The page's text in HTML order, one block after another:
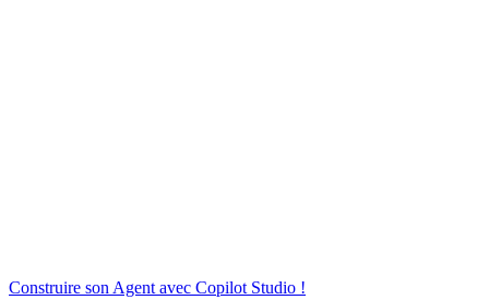
Construire son Agent avec Copilot Studio !